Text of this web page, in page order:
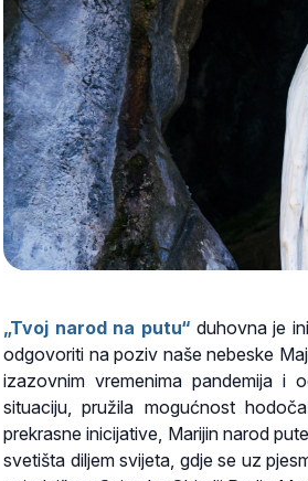
„Tvoj narod na putu“ duhovna je
odgovoriti na poziv naše nebeske
izazovnim vremenima pandemija i
situaciju, pružila mogućnost
prekrasne inicijative, Marijin narod
svetišta diljem svijeta, gdje se uz